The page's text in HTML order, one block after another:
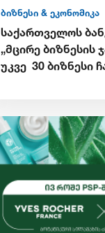
ბიზნესი & ეკონომიკა
საქართველოს
„მცირე ბიზნესის
უკვე 30 ბიზნესი